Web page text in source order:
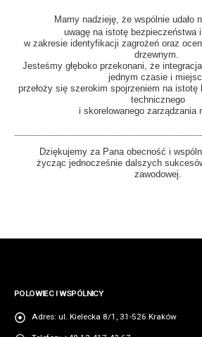
Mamy nadzieję, że wspólnie udało
uwagę na istotę bezpieczeństwa
w zakresie identyfikacji zagrożeń oraz
drzewnym.
Jesteśmy głęboko przekonani, że
jednym czasie i
przełoży się szerokim spojrzeniem na
technicznego
i skorelowanego zarządzania
Dziękujemy za Pana obecność i
życząc jednocześnie dalszych
zawodowej.
POLOWIEC I WSPÓLNICY
Adres: ul. Kielecka 8/1, 31-526 Kraków